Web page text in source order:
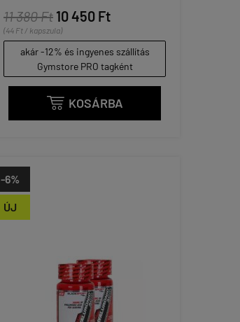
11 380 Ft 10 450 Ft
(44 Ft / kapszula)
akár -12% és ingyenes szállítás
Gymstore PRO tagként
 KOSÁRBA
ÚJ
-6%